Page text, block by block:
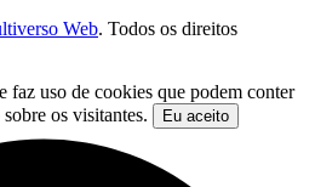
Web. Todos os direitos
faz uso de cookies que podem conter
os visitantes.
Eu aceito